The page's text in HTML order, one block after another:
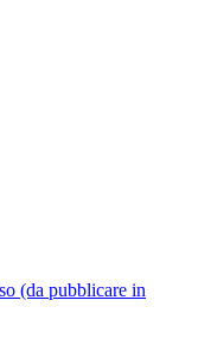
(da pubblicare in